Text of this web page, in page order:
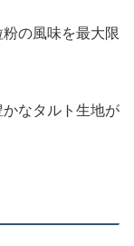
の風味を最大限
なタルト生地が